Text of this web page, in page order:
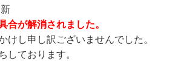
合が解消されました。
けし申し訳ございませんでした。
しております。